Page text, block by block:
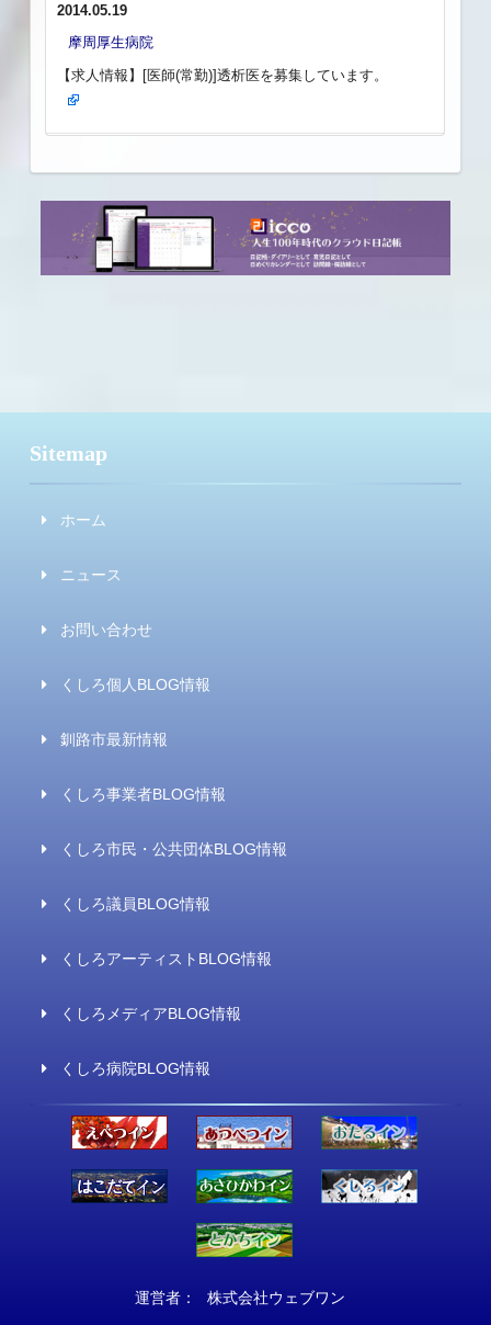
2014.05.19
摩周厚生病院
【求人情報】[医師(常勤)]透析医を募集しています。
Sitemap
ホーム
ニュース
お問い合わせ
くしろ個人BLOG情報
釧路市最新情報
くしろ事業者BLOG情報
くしろ市民・公共団体BLOG情報
くしろ議員BLOG情報
くしろアーティストBLOG情報
くしろメディアBLOG情報
くしろ病院BLOG情報
運営者： 株式会社ウェブワン